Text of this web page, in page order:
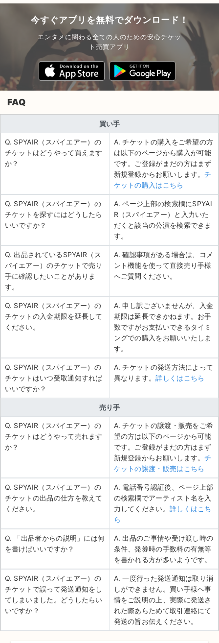
今すぐアプリを無料でダウンロード！
エンタメに関わる全ての人のための安心チケッ
ト売買アプリ
FAQ
買い手
Q. SPYAIR（スパイエアー）の
チケットはどうやって買えます
か？
A. チケットの購入をご希望の方
は以下のページから購入が可能
です。ご登録がまだの方はまず
新規登録からお願いします。チ
ケットの購入はこちら
Q. SPYAIR（スパイエアー）の
チケットを探すにはどうしたら
いいですか？
A. ページ上部の検索欄にSPYAI
R（スパイエアー）と入力いた
だくと該当の公演を検索できま
す。
Q. 出品されているSPYAIR（ス
パイエアー）のチケットで売り
手に確認したいことがありま
す。
A. 確認事項がある場合は、コメ
ント機能を使って直接売り手様
へご質問ください。
Q. SPYAIR（スパイエアー）の
チケットの入金期限を延長して
ください。
A. 申し訳ございませんが、入金
期限は延長できかねます。お手
数ですがお支払いできるタイミ
ングでの購入をお願いいたしま
す。
Q. SPYAIR（スパイエアー）の
チケットはいつ受取通知すれば
いいですか？
A. チケットの発送方法によって
異なります。詳しくはこちら
売り手
Q. SPYAIR（スパイエアー）の
チケットはどうやって売れます
か？
A. チケットの譲渡・販売をご希
望の方は以下のページから可能
です。ご登録がまだの方はまず
新規登録からお願いします。チ
ケットの譲渡・販売はこちら
Q. SPYAIR（スパイエアー）の
チケットの出品の仕方を教えて
ください。
A. 電話番号認証後、ページ上部
の検索欄でアーティスト名を入
力してください。 詳しくはこち
ら
Q. 「出品者からの説明」には何
を書けばいいですか？
A. 出品のご事情や受け渡し時の
条件、発券時の手数料の有無等
を書かれる方が多いようです。
Q. SPYAIR（スパイエアー）の
チケットで誤って発送通知をし
てしまいました。どうしたらい
いですか？
A. 一度行った発送通知は取り消
しができません。買い手様へ事
情をご説明の上、実際に発送さ
れた際あらためて取引連絡にて
発送の旨お伝えください。